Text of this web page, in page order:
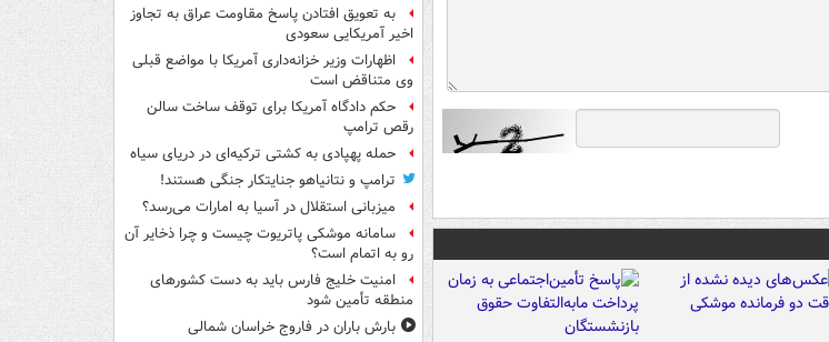
به تعویق افتادن پاسخ مقاومت عراق به تجاوز
اخیر آمریکایی سعودی
اظهارات وزیر خزانه‌داری آمریکا با مواضع قبلی
وی متناقض است
حکم دادگاه آمریکا برای توقف ساخت سالن
رقص ترامپ
حمله پهپادی به کشتی ترکیه‌ای در دریای سیاه
ترامپ و نتانیاهو جنایتکار جنگی هستند!
میزبانی استقلال در آسیا به امارات می‌رسد؟
سامانه موشکی پاتریوت چیست و چرا ذخایر آن
رو به اتمام است؟
امنیت خلیج فارس باید به دست کشورهای
منطقه تأمین شود
بارش باران در فاروج خراسان شمالی